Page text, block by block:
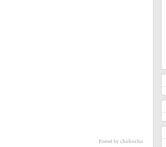
Posted by chobocho